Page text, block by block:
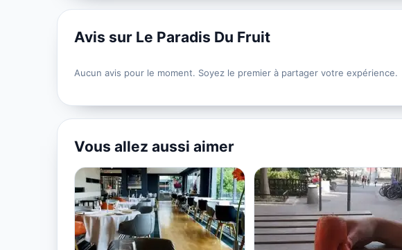
Avis sur Le Paradis Du Fruit
Aucun avis pour le moment. Soyez le premier à partager votre expérience.
Vous allez aussi aimer